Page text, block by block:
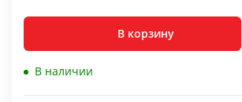
В корзину
В наличии